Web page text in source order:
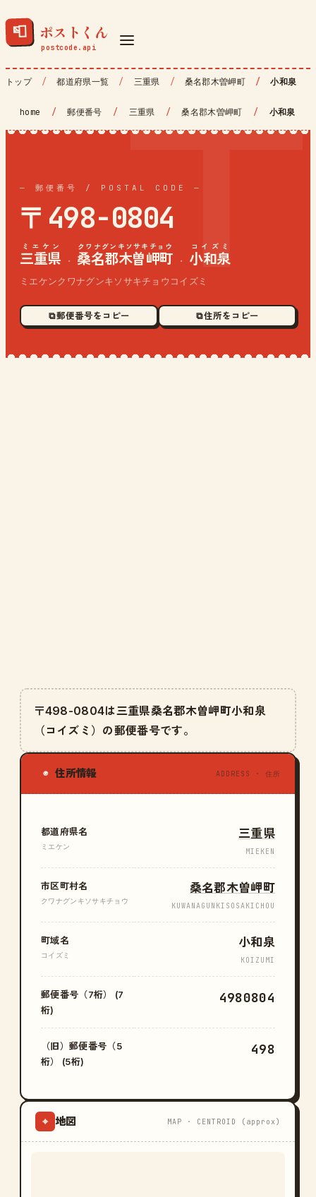
📮 ポストくん
トップ 都道府県一覧 三重県 桑名郡木曽岬町 小和泉
home / 郵便番号 / 三重県 / 桑名郡木曽岬町 / 小和泉
— 郵便番号 / POSTAL CODE —
〒498-0804
三重県
ミエケン
· 桑名郡木曽岬町
クワナグンキソサキチョウ
· 小和泉
コイズミ
ミエケンクワナグンキソサキチョウコイズミ
⧉ 郵便番号をコピー ⧉ 住所をコピー
〒498-0804は三重県桑名郡木曽岬町小和泉
（コイズミ）の郵便番号です。
◉ 住所情報 ADDRESS · 住所
都道府県名
ミエケン
三重県
MIEKEN
市区町村名
クワナグンキソサキチョウ
桑名郡木曽岬町
KUWANAGUNKISOSAKICHOU
町域名
コイズミ
小和泉
KOIZUMI
郵便番号（7桁） (7
桁)
4980804
（旧）郵便番号（5
桁） (5桁)
498
⌖ 地図 MAP · CENTROID (approx)